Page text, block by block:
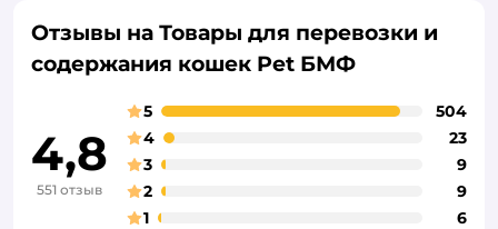
Отзывы на Товары для перевозки и
содержания кошек Pet БМФ
4,8
551 отзыв
5
504
4
23
3
9
2
9
1
6